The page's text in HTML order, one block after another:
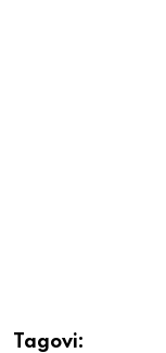
Tagovi: